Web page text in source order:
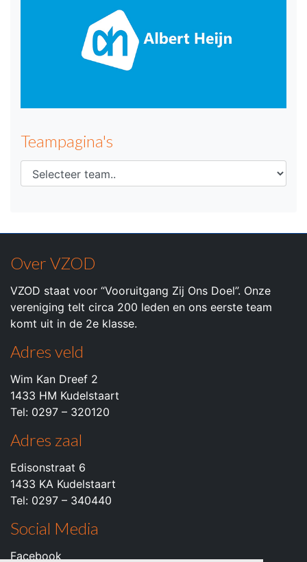
Teampagina's
Over VZOD
VZOD staat voor “Vooruitgang Zij Ons Doel”. Onze
vereniging telt circa 200 leden en ons eerste team
komt uit in de 2e klasse.
Adres veld
Wim Kan Dreef 2
1433 HM Kudelstaart
Tel: 0297 – 320120
Adres zaal
Edisonstraat 6
1433 KA Kudelstaart
Tel: 0297 – 340440
Social Media
Facebook